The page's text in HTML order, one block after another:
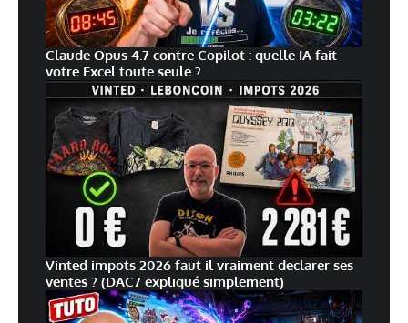
Claude Opus 4.7 contre Copilot : quelle IA fait
votre Excel toute seule ?
Vinted impots 2026 faut il vraiment declarer ses
ventes ? (DAC7 expliqué simplement)